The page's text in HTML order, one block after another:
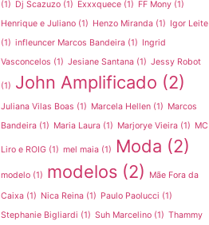
(1) Dj Scazuzo (1) Exxxquece (1) FF Mony (1)
Henrique e Juliano (1) Henzo Miranda (1) Igor Leite
(1) infleuncer Marcos Bandeira (1) Ingrid
Vasconcelos (1) Jesiane Santana (1) Jessy Robot
(1) John Amplificado (2)
Juliana Vilas Boas (1) Marcela Hellen (1) Marcos
Bandeira (1) Maria Laura (1) Marjorye Vieira (1) MC
Liro e ROIG (1) mel maia (1) Moda (2)
modelo (1) modelos (2)
Mãe Fora da
Caixa (1) Nica Reina (1) Paulo Paolucci (1)
Stephanie Bigliardi (1) Suh Marcelino (1) Thammy